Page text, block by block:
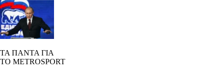
ΤΑ ΠΑΝΤΑ ΓΙΑ
ΤΟ METROSPORT